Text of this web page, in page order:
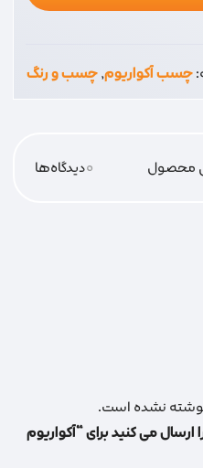
چسب آکواریوم,چسب و رنگ
محصول 0دیدگاه‌‌ها
نشده است.
می کنید برای “آکواریوم